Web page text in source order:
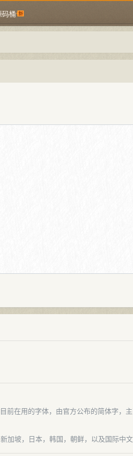
码桶
在用的字体，由官方公布的简体字，
加坡，日本，韩国，朝鲜，以及国际中文